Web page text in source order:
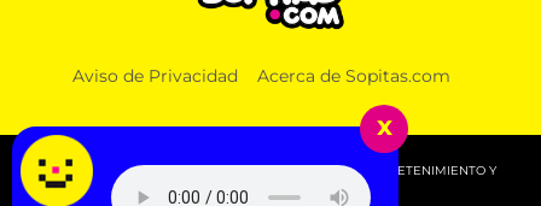
Aviso de Privacidad Acerca de Sopitas.com
© 2026 SOPITAS.COM - MÚSICA, NOTICIAS, DEPORTES, ENTRETENIMIENTO Y
MÁS!.
x